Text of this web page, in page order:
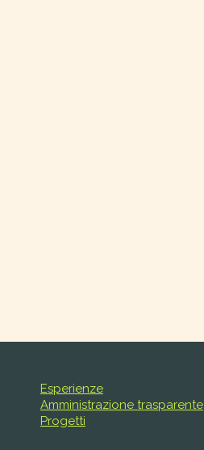
Esperienze
Amministrazione trasparente
Progetti